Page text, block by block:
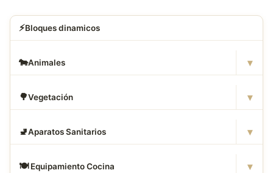
⚡Bloques dinamicos
🐄Animales ▾
🌳Vegetación ▾
🚽Aparatos Sanitarios ▾
🍽️ Equipamiento Cocina ▾